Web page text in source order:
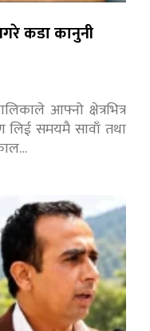
कडा कानुनी
आफ्नो क्षेत्रभित्र
लिई समयमै सावाँ तथा